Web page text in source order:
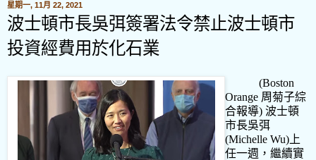
星期一, 11月 22, 2021
波士頓市長吳弭簽署法令禁止波士頓市
投資經費用於化石業
(Boston
Orange 周菊子綜
合報導) 波士頓
市長吳弭
(Michelle Wu) 上
任一週，繼續實